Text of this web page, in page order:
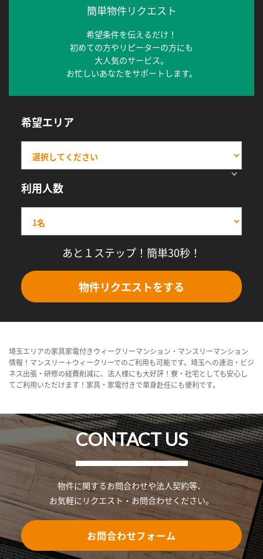
簡単物件リクエスト
希望条件を伝えるだけ！
初めての方やリピーターの方にも
大人気のサービス。
お忙しいあなたをサポートします。
希望エリア
利用人数
あと１ステップ！簡単30秒！
物件リクエストをする
埼玉エリアの家具家電付きウィークリーマンション・マンスリーマンション
情報！マンスリー＋ウィークリーでのご利用も可能です。埼玉への連泊・ビジ
ネス出張・研修の経費削減に、法人様にも大好評！寮・社宅としても安心し
てご利用いただけます！家具・家電付きで単身赴任にも便利です。
CONTACT US
物件に関するお問合わせや法人契約等、
お気軽にリクエスト・お問合わせください。
お問合わせフォーム